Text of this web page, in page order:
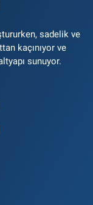
sadelik ve
kaçınıyor ve
sunuyor.